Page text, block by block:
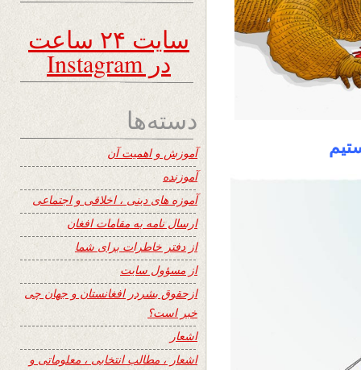
سایت ۲۴ ساعت
در Instagram
دسته‌ها
آموزش و اهمیت آن
آموزنده
آموزه های دینی ، اخلاقی و اجتماعی
ارسال نامه به مقامات افغان
از دفتر خاطرات برای شما
از مسؤول سایت
ازحقوق بشردر افغانستان و جهان چی
خبر است؟
اشعار
اشعار ، مطالب انتخابی ، معلوماتی و